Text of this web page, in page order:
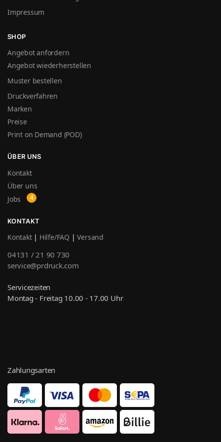
Impressum
SHOP
Angebot anfordern
Angebot wiederherstellen
Muster bestellen
Druckverfahren
Marken
Preise
Print on Demand (POD)
ÜBER UNS
Kontakt
Über uns
Jobs
KONTAKT
Kontakt| Hilfe/FAQ |Versand
04131 / 21 90 730
service@prdruck.com
Servicezeiten
Montag - Freitag 10.00 - 17.00 Uhr
Zahlungsarten